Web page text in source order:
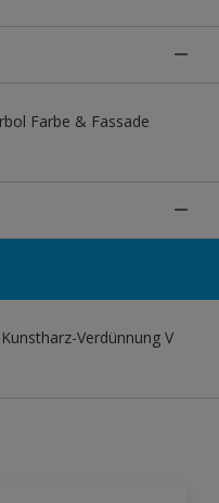
Farbe & Fassade
Verdünnung V